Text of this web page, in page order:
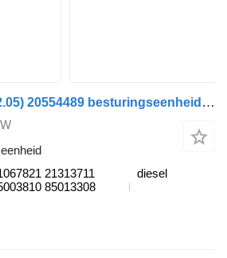
Volvo FM9 (01.01-12.05) 20554489 besturingseenheid voor Volvo FM7-FM12, FM, FMX (1998-2014) trekker
21313711
85013308
diesel